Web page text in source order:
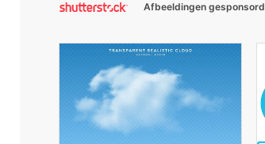
Afbeeldingen gesponsord